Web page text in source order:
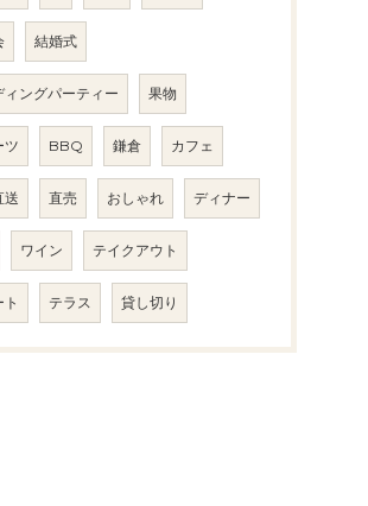
結婚式
ィングパーティー 果物
ツ BBQ 鎌倉 カフェ
送 直売 おしゃれ ディナー
ワイン テイクアウト
テラス 貸し切り